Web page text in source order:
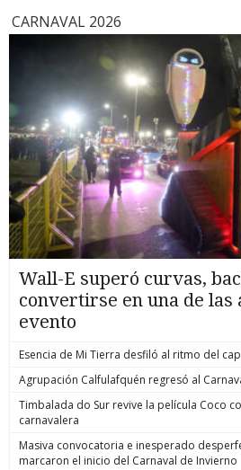
CARNAVAL 2026
Wall-E superó curvas,
convertirse en una de las
evento
Esencia de Mi Tierra desfiló al ritmo del
Agrupación Calfulafquén regresó al
Timbalada do Sur revive la película Coco
carnavalera
Masiva convocatoria e inesperado
marcaron el inicio del Carnaval de Invierno